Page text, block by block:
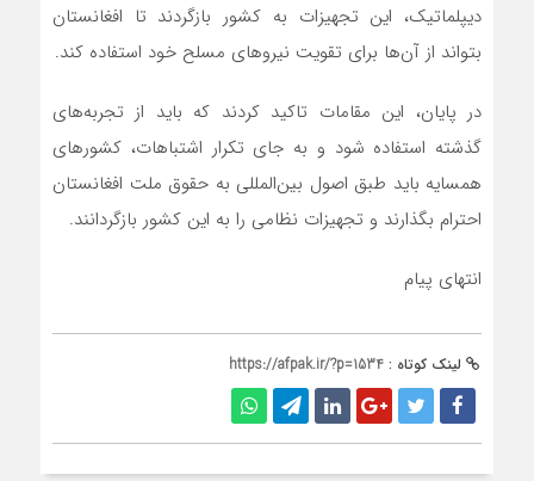
دیپلماتیک، این تجهیزات به کشور بازگردند تا افغانستان
بتواند از آن‌ها برای تقویت نیروهای مسلح خود استفاده کند.
در پایان، این مقامات تاکید کردند که باید از تجربه‌های
گذشته استفاده شود و به جای تکرار اشتباهات، کشورهای
همسایه باید طبق اصول بین‌المللی به حقوق ملت افغانستان
احترام بگذارند و تجهیزات نظامی را به این کشور بازگردانند.
انتهای پیام
لینک کوتاه : https://afpak.ir/?p=1534